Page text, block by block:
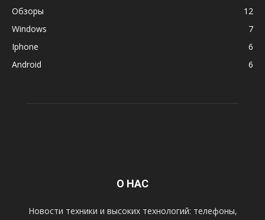
Обзоры
12
Windows
7
Iphone
6
Android
6
О НАС
Новости техники и высоких технологий: телефоны,